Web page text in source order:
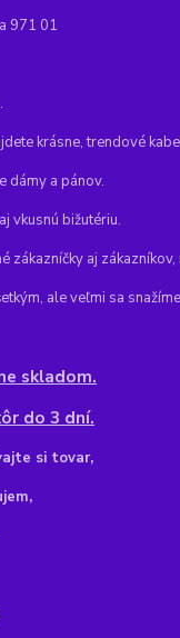
971 01
krásne, trendové
dámy a pánov.
vkusnú bižutériu.
zákazníčky aj
ale veľmi sa
skladom.
do 3 dní.
si tovar,